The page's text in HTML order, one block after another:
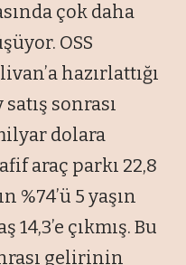
çok daha
OSS
hazırlattığı
sonrası
dolara
araç parkı 22,8
%74’ü 5 yaşın
çıkmış. Bu
gelirinin